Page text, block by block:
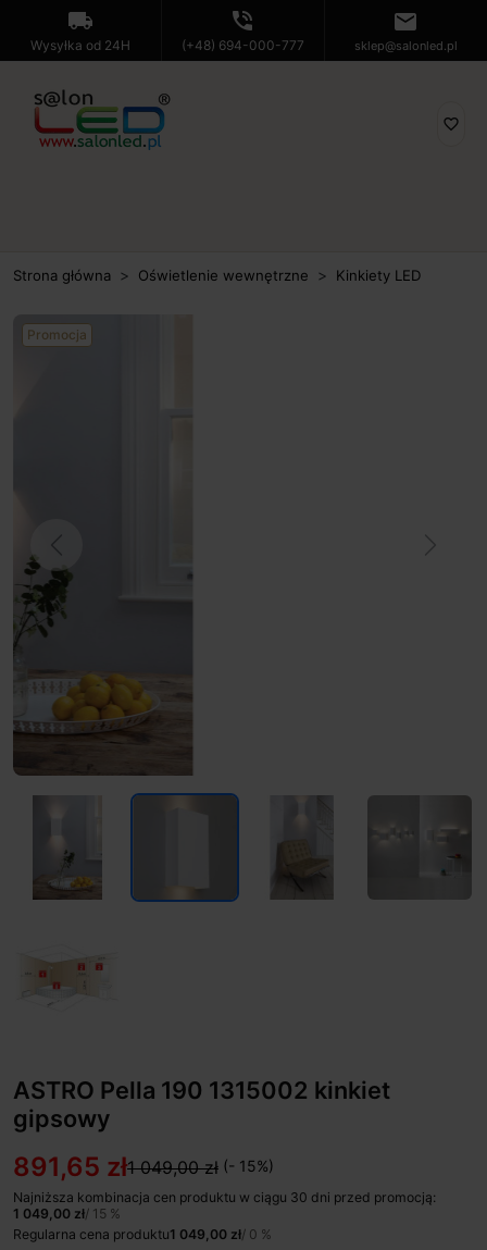
local_shipping
Wysyłka od 24H
phone_in_talk
(+48) 694-000-777
mail
sklep@salonled.pl
favorite_border
Strona główna Oświetlenie wewnętrzne Kinkiety LED
Promocja
ASTRO Pella 190 1315002 kinkiet
gipsowy
891,65 zł1 049,00 zł (- 15%)
Najniższa kombinacja cen produktu w ciągu 30 dni przed promocją:
1 049,00 zł/ 15 %
Regularna cena produktu1 049,00 zł/ 0 %